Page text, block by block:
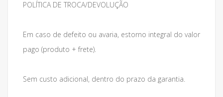
POLÍTICA DE TROCA/DEVOLUÇÃO
Em caso de defeito ou avaria, estorno integral do valor
pago (produto + frete).
Sem custo adicional, dentro do prazo da garantia.